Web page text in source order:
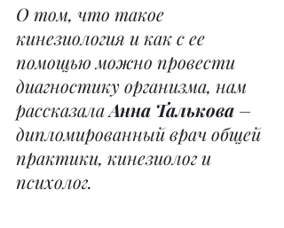
О том, что такое
кинезиология и как с ее
помощью можно провести
диагностику организма, нам
рассказала Анна Талькова –
дипломированный врач общей
практики, кинезиолог и
психолог.